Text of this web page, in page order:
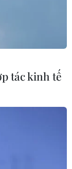
Truyền thông
Email:
tác kinh tế